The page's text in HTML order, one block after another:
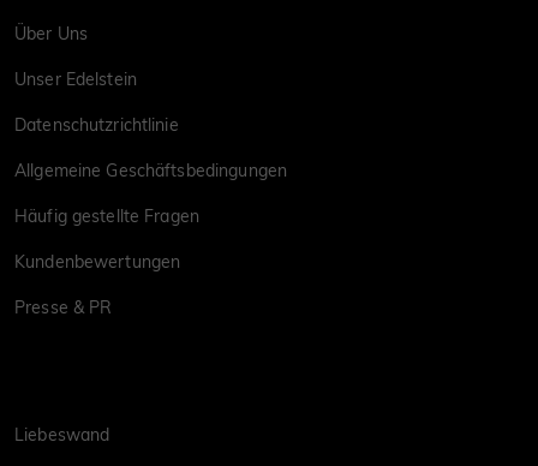
Über Uns
Unser Edelstein
Datenschutzrichtlinie
Allgemeine Geschäftsbedingungen
Häufig gestellte Fragen
Kundenbewertungen
Presse & PR
Liebeswand